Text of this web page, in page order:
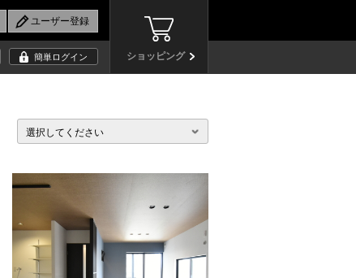
ショッピング
簡単ログイン
選択してください